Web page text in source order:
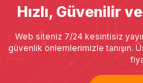
Hızlı, Güvenilir
Web siteniz 7/24 kesintisiz
güvenlik önlemlerimizle tanışın.